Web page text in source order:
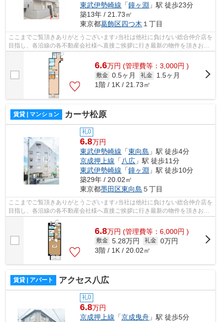
東武伊勢崎線 「鐘ヶ淵 」駅 徒歩23分
築13年 / 21.73㎡
東京都葛飾区四つ木 １丁目
ここまでご覧頂きありがとうございます♪当社は他社に負けない総合仲介店を
目指し、各沿線の各不動産会社様へ直接ご挨拶に行き最新の物件を頂きお客
様へ提供しております！最新の情報は...
6.6万円 (管理費等：3,000円 )
敷金 0.5ヶ月 礼金
1.5ヶ月
1階 / 1K / 21.73㎡
賃貸 | マンション カーサ松原
礼0
6.8万円
東武伊勢崎線 「東向島 」駅 徒歩4分
京成押上線 「八広 」駅 徒歩11分
東武伊勢崎線 「鐘ヶ淵 」駅 徒歩10分
築29年 / 20.02㎡
東京都墨田区東向島 ５丁目
ここまでご覧頂きありがとうございます♪当社は他社に負けない総合仲介店を
目指し、各沿線の各不動産会社様へ直接ご挨拶に行き最新の物件を頂きお客
様へ提供しております！最新の情報は...
6.8万円 (管理費等：6,000円 )
敷金 5.28万円 礼金 0万円
3階 / 1K / 20.02㎡
賃貸 | アパート アクセス八広
礼0
6.8万円
京成押上線 「京成曳舟 」駅 徒歩5分